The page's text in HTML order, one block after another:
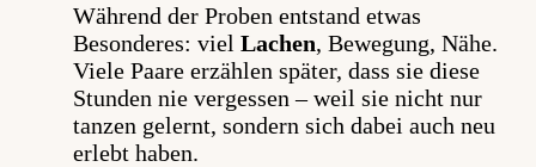
Während der Proben entstand etwas
Besonderes: viel Lachen, Bewegung, Nähe.
Viele Paare erzählen später, dass sie diese
Stunden nie vergessen – weil sie nicht nur
tanzen gelernt, sondern sich dabei auch neu
erlebt haben.